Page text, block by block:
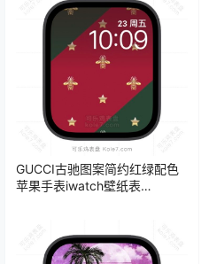
GUCCI古驰图案简约红绿配色
苹果手表iwatch壁纸表